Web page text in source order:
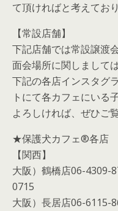
て頂ければと考えており
【常設店舗】
下記店舗では常設譲渡
面会場所に関しまして
下記の各店インスタグ
トにて各カフェにいる
よろしければ、ぜひご
★保護犬カフェ®各店
【関西】
大阪）鶴橋店06-
0715
大阪）長居店06-